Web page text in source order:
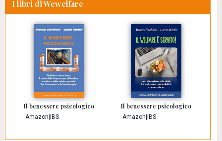
I libri di Wewelfare
Il benessere psicologico
Amazon IBS
Il benessere psicologico
Amazon IBS